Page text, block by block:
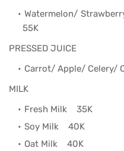
Watermelon/
55K
PRESSED JUICE
Carrot/ Apple/ Celery/
MILK
Fresh Milk 35K
Soy Milk 40K
Oat Milk 40K